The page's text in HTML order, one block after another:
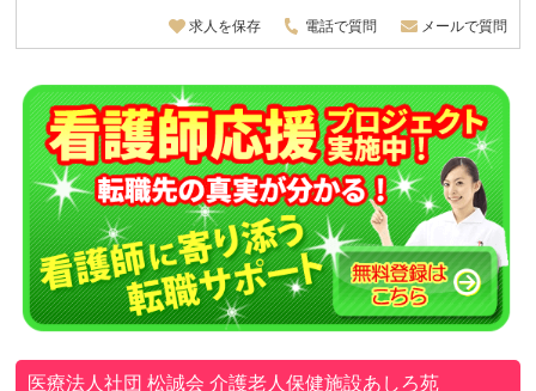
求人を保存 電話で質問 メールで質問
医療法人社団 松誠会介護老人保健施設あしろ苑